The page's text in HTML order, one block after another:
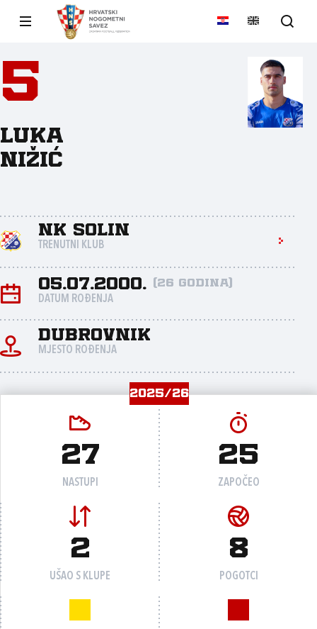
5
Luka
Nižić
NK Solin
TRENUTNI KLUB
05.07.2000. (26 godina)
DATUM ROĐENJA
Dubrovnik
MJESTO ROĐENJA
2025/26
27
NASTUPI
25
ZAPOČEO
2
UŠAO S KLUPE
8
POGOTCI